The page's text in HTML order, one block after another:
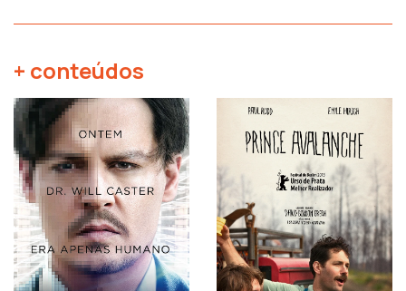
+ conteúdos